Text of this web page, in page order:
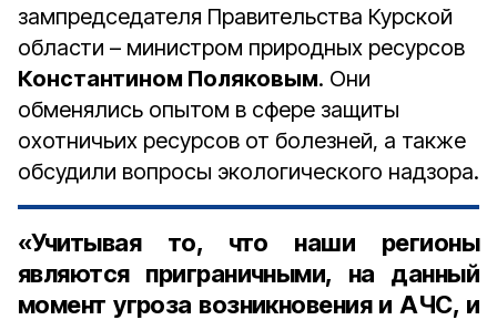
зампредседателя Правительства Курской
области – министром природных ресурсов
Константином Поляковым. Они
обменялись опытом в сфере защиты
охотничьих ресурсов от болезней, а также
обсудили вопросы экологического надзора.
«Учитывая то, что наши регионы
являются приграничными, на данный
момент угроза возникновения и АЧС, и